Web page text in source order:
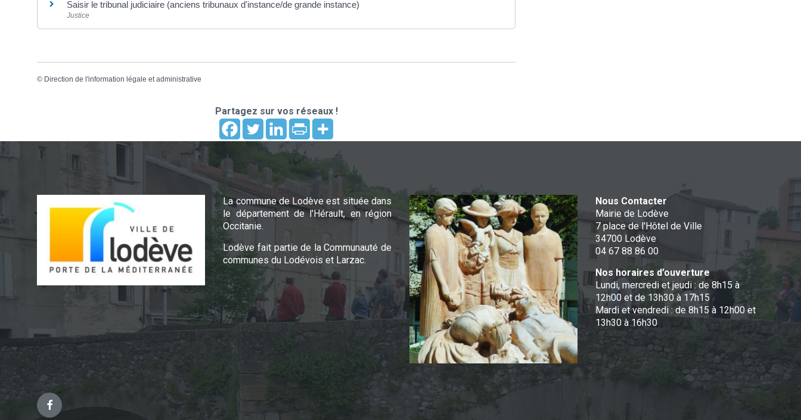
Saisir le tribunal judiciaire (anciens tribunaux d'instance/de grande instance)
Justice
© Direction de l'information légale et administrative
Partagez sur vos réseaux !
La commune de Lodève est située dans
le département de l'Hérault, en région
Occitanie.
Lodève fait partie de la Communauté de
communes du Lodévois et Larzac.
Nous Contacter
Mairie de Lodève
7 place de l'Hôtel de Ville
34700 Lodève
04 67 88 86 00
Nos horaires d’ouverture
Lundi, mercredi et jeudi : de 8h15 à
12h00 et de 13h30 à 17h15
Mardi et vendredi : de 8h15 à 12h00 et
13h30 à 16h30
Facebook